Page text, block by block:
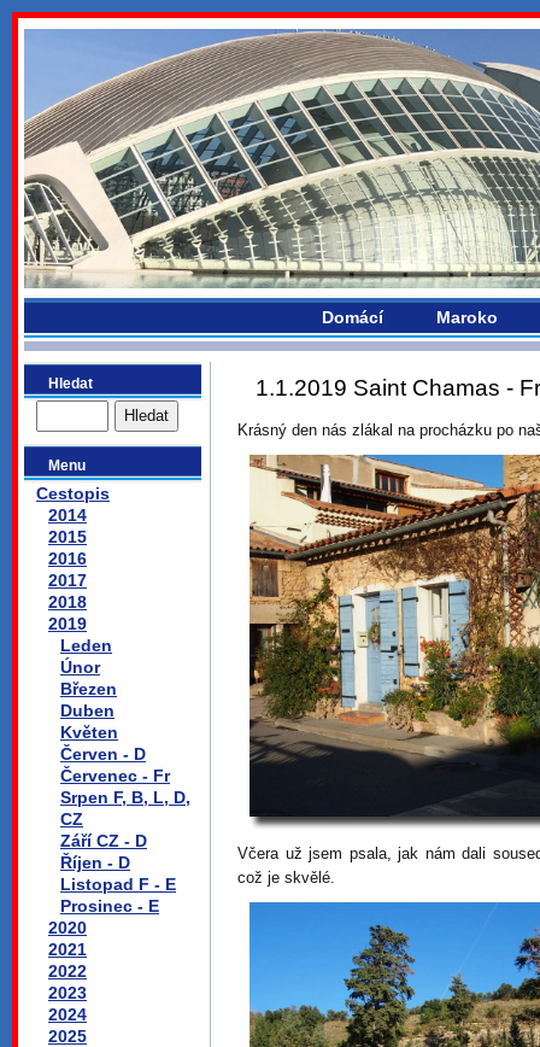
bydlikemevropou.com
Domácí Maroko
Hledat
Menu
Cestopis
2014
2015
2016
2017
2018
2019
Leden
Únor
Březen
Duben
Květen
Červen - D
Červenec - Fr
Srpen F, B, L, D,
CZ
Září CZ - D
Říjen - D
Listopad F - E
Prosinec - E
2020
2021
2022
2023
2024
2025
1.1.2019 Saint Chamas -
Krásný den nás zlákal na procházku po
Včera už jsem psala, jak nám dali
což je skvělé.